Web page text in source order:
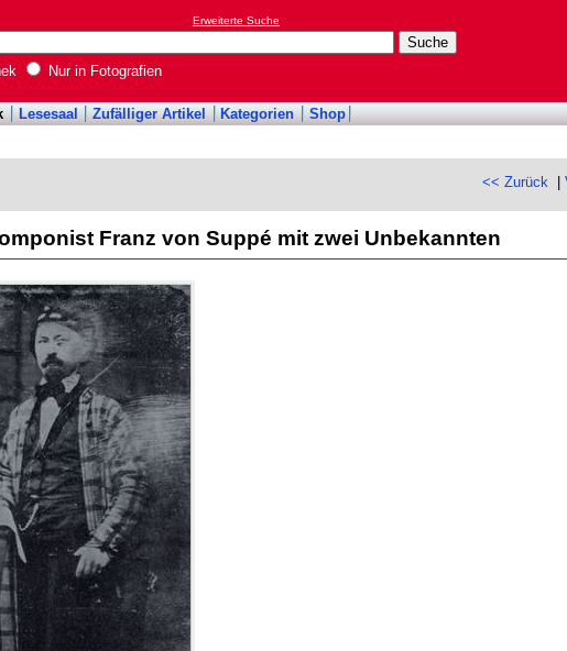
Erweiterte Suche
Nur in Fotografien
Lesesaal Zufälliger Artikel Kategorien Shop
<< Zurück |
Franz von Suppé mit zwei Unbekannten